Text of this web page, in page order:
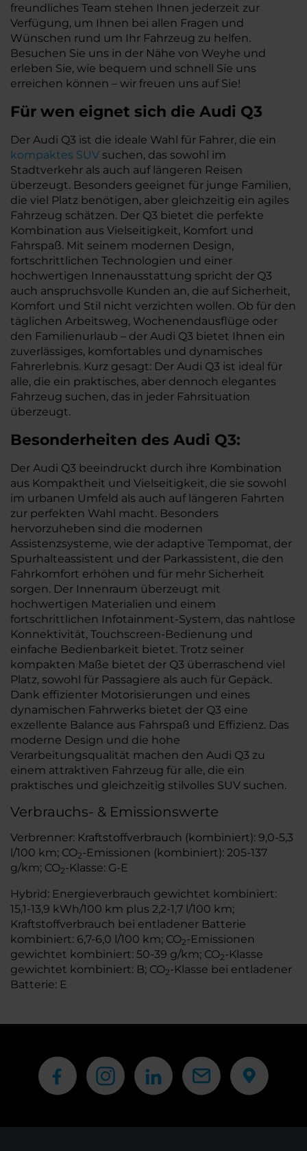
freundliches Team stehen Ihnen jederzeit zur
Verfügung, um Ihnen bei allen Fragen und
Wünschen rund um Ihr Fahrzeug zu helfen.
Besuchen Sie uns in der Nähe von Weyhe und
erleben Sie, wie bequem und schnell Sie uns
erreichen können – wir freuen uns auf Sie!
Für wen eignet sich die Audi Q3
Der Audi Q3 ist die ideale Wahl für Fahrer, die ein
kompaktes SUV suchen, das sowohl im
Stadtverkehr als auch auf längeren Reisen
überzeugt. Besonders geeignet für junge Familien,
die viel Platz benötigen, aber gleichzeitig ein agiles
Fahrzeug schätzen. Der Q3 bietet die perfekte
Kombination aus Vielseitigkeit, Komfort und
Fahrspaß. Mit seinem modernen Design,
fortschrittlichen Technologien und einer
hochwertigen Innenausstattung spricht der Q3
auch anspruchsvolle Kunden an, die auf Sicherheit,
Komfort und Stil nicht verzichten wollen. Ob für den
täglichen Arbeitsweg, Wochenendausflüge oder
den Familienurlaub – der Audi Q3 bietet Ihnen ein
zuverlässiges, komfortables und dynamisches
Fahrerlebnis. Kurz gesagt: Der Audi Q3 ist ideal für
alle, die ein praktisches, aber dennoch elegantes
Fahrzeug suchen, das in jeder Fahrsituation
überzeugt.
Besonderheiten des Audi Q3:
Der Audi Q3 beeindruckt durch ihre Kombination
aus Kompaktheit und Vielseitigkeit, die sie sowohl
im urbanen Umfeld als auch auf längeren Fahrten
zur perfekten Wahl macht. Besonders
hervorzuheben sind die modernen
Assistenzsysteme, wie der adaptive Tempomat, der
Spurhalteassistent und der Parkassistent, die den
Fahrkomfort erhöhen und für mehr Sicherheit
sorgen. Der Innenraum überzeugt mit
hochwertigen Materialien und einem
fortschrittlichen Infotainment-System, das nahtlose
Konnektivität, Touchscreen-Bedienung und
einfache Bedienbarkeit bietet. Trotz seiner
kompakten Maße bietet der Q3 überraschend viel
Platz, sowohl für Passagiere als auch für Gepäck.
Dank effizienter Motorisierungen und eines
dynamischen Fahrwerks bietet der Q3 eine
exzellente Balance aus Fahrspaß und Effizienz. Das
moderne Design und die hohe
Verarbeitungsqualität machen den Audi Q3 zu
einem attraktiven Fahrzeug für alle, die ein
praktisches und gleichzeitig stilvolles SUV suchen.
Verbrauchs- & Emissionswerte
Verbrenner: Kraftstoffverbrauch (kombiniert): 9,0-5,3
l/100 km; CO2-Emissionen (kombiniert): 205-137
g/km; CO2-Klasse: G-E
Hybrid: Energieverbrauch gewichtet kombiniert:
15,1-13,9 kWh/100 km plus 2,2-1,7 l/100 km;
Kraftstoffverbrauch bei entladener Batterie
kombiniert: 6,7-6,0 l/100 km; CO2-Emissionen
gewichtet kombiniert: 50-39 g/km; CO2-Klasse
gewichtet kombiniert: B; CO2-Klasse bei entladener
Batterie: E